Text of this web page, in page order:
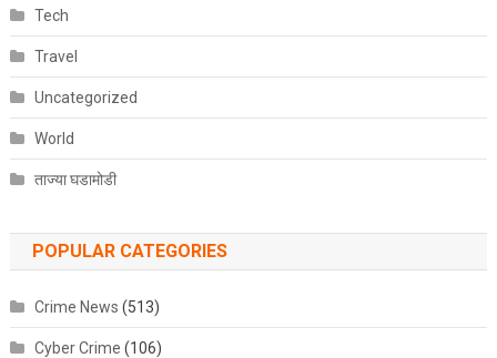
Tech
Travel
Uncategorized
World
ताज्या घडामोडी
POPULAR CATEGORIES
Crime News (513)
Cyber Crime (106)